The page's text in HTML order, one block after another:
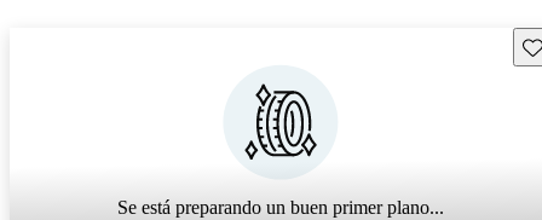
Se está preparando un buen primer plano...